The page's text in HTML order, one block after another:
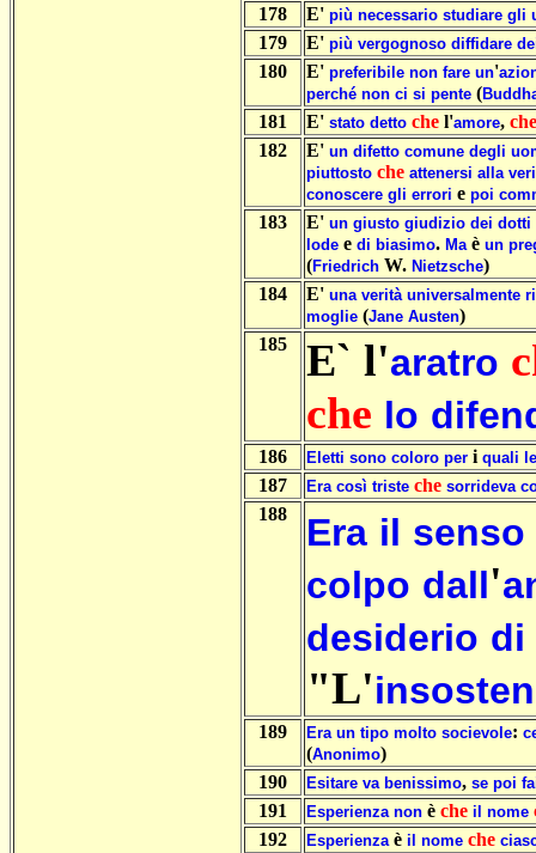
178
E' più necessario studiare gli
179 E' più vergognoso diffidare
180 E' preferibile non fare un'
perché non ci si pente (
181 E' stato detto che l'amore, che
182
E' un difetto comune degli
piuttosto che attenersi alla
conoscere gli errori e poi
183 E' un giusto giudizio dei dotti
lode e di biasimo. Ma è un
(Friedrich W. Nietzsche)
184
E' una verità universalmente
moglie (Jane Austen)
185
E` l'aratro
che lo
186 Eletti sono coloro per i quali le
187 Era così triste che sorrideva
188 Era il senso
colpo dall'
desiderio di
"L'
189 Era un tipo molto socievole:
(Anonimo)
190
Esitare va benissimo, se poi
191 Esperienza non è che il nome
192
Esperienza è il nome che